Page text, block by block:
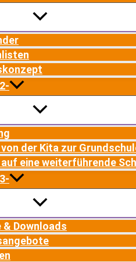
der Kita zur
eine weiterführende
& Downloads